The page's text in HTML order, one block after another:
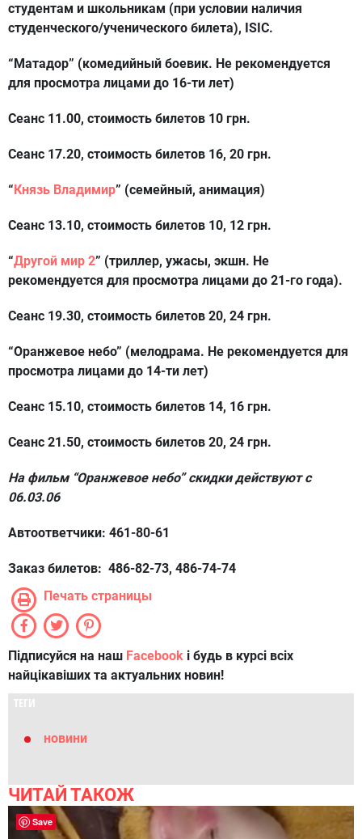
студентам и школьникам (при условии наличия
студенческого/ученического билета), ISIC.
“Матадор” (комедийный боевик. Не рекомендуется
для просмотра лицами до 16-ти лет)
Сеанс 11.00, стоимость билетов 10 грн.
Сеанс 17.20, стоимость билетов 16, 20 грн.
“Князь Владимир” (семейный, анимация)
Сеанс 13.10, стоимость билетов 10, 12 грн.
“Другой мир 2” (триллер, ужасы, экшн. Не
рекомендуется для просмотра лицами до 21-го года).
Сеанс 19.30, стоимость билетов 20, 24 грн.
“Оранжевое небо” (мелодрама. Не рекомендуется для
просмотра лицами до 14-ти лет)
Сеанс 15.10, стоимость билетов 14, 16 грн.
Сеанс 21.50, стоимость билетов 20, 24 грн.
На фильм “Оранжевое небо” скидки действуют с
06.03.06
Автоответчики: 461-80-61
Заказ билетов: 486-82-73, 486-74-74
Печать страницы
Підписуйся на наш Facebook і будь в курсі всіх
найцікавіших та актуальних новин!
ТЕГИ
новини
ЧИТАЙ ТАКОЖ
Save